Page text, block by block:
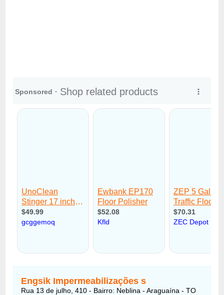
Engsik Impermeabilizações s
Rua 13 de julho, 410 - Bairro: Neblina - Araguaína - TO